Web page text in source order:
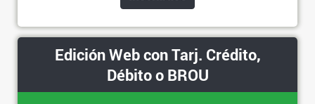
Edición Web con Tarj. Crédito,
Débito o BROU